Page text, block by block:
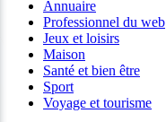
Annuaire
Professionnel du web
Jeux et loisirs
Maison
Santé et bien être
Sport
Voyage et tourisme